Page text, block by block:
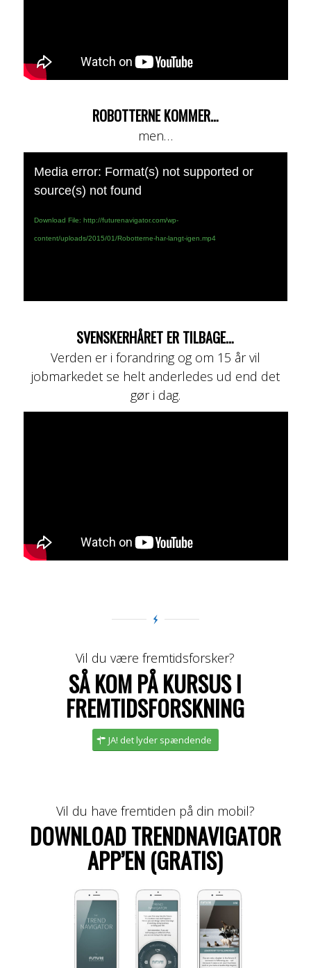
ROBOTTERNE KOMMER…
men…
Media error: Format(s) not supported or
source(s) not found
Download File: http://futurenavigator.com/wp-
content/uploads/2015/01/Robotterne-har-langt-igen.mp4
SVENSKERHÅRET ER TILBAGE…
Verden er i forandring og om 15 år vil
jobmarkedet se helt anderledes ud end det
gør i dag.
Vil du være fremtidsforsker?
SÅ KOM PÅ KURSUS I
FREMTIDSFORSKNING
JA! det lyder spændende
Vil du have fremtiden på din mobil?
DOWNLOAD TRENDNAVIGATOR
APP’EN (GRATIS)